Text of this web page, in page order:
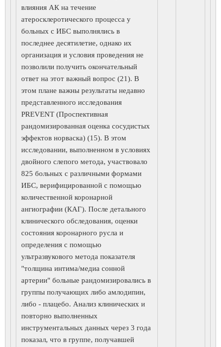
влияния АК на течение
атеросклеротического процесса у
больных с ИБС выполнялись в
последнее десятилетие, однако их
организация и условия проведения не
позволили получить окончательный
ответ на этот важный вопрос (21). В
этом плане важны результаты недавно
представленного исследования
PREVENT (Проспективная
рандомизированная оценка сосудистых
эффектов норваска) (15). В этом
исследовании, выполненном в условиях
двойного слепого метода, участвовало
825 больных с различными формами
ИБС, верифицированной с помощью
количественной коронарной
ангиографии (КАГ). После детального
клинического обследования, оценки
состояния коронарного русла и
определения с помощью
ультразвукового метода показателя
"толщина интима/медиа сонной
артерии" больные рандомизировались в
группы получающих либо амлодипин,
либо - плацебо. Анализ клинических и
повторно выполненных
инструментальных данных через 3 года
показал, что в группе, получавшей